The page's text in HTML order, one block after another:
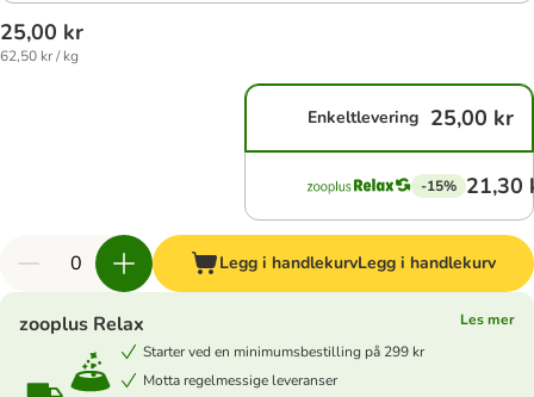
25,00 kr
62,50 kr / kg
Enkeltlevering 25,00 kr
-15% 21,30
Legg i handlekurvLegg i handlekurv
zooplus Relax
Les mer
Starter ved en minimumsbestilling på 299 kr
Motta regelmessige leveranser